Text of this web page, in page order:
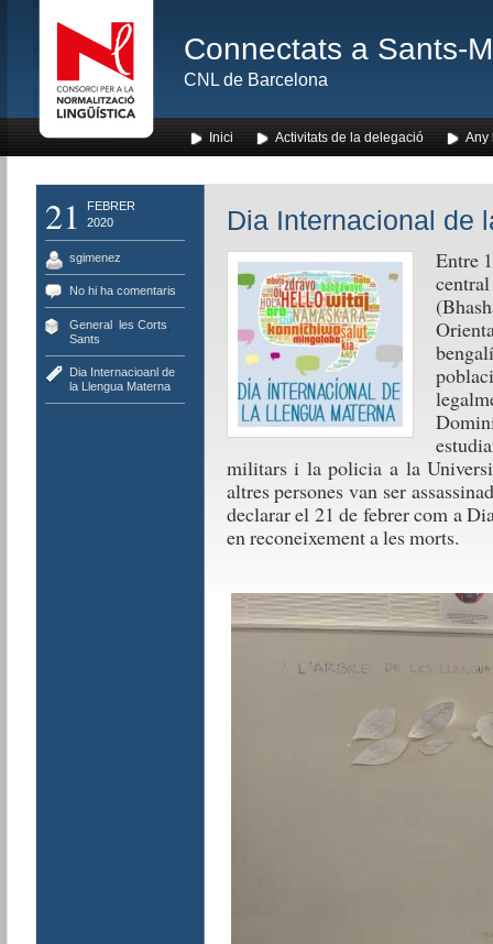
Connectats a Sants-
CNL de Barcelona
Inici Activitats de la delegació Any
21
FEBRER
2020
sgimenez
No hi ha comentaris
General, les Corts
Sants
Dia Internacioanl de
la Llengua Materna
Dia Internacional de
Entre
militars i la policia a la
altres persones van ser
declarar el 21 de febrer com a
en reconeixement a les morts.